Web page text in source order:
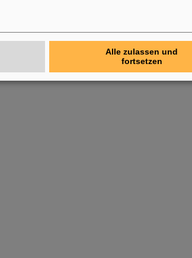
Alle zulassen und
fortsetzen